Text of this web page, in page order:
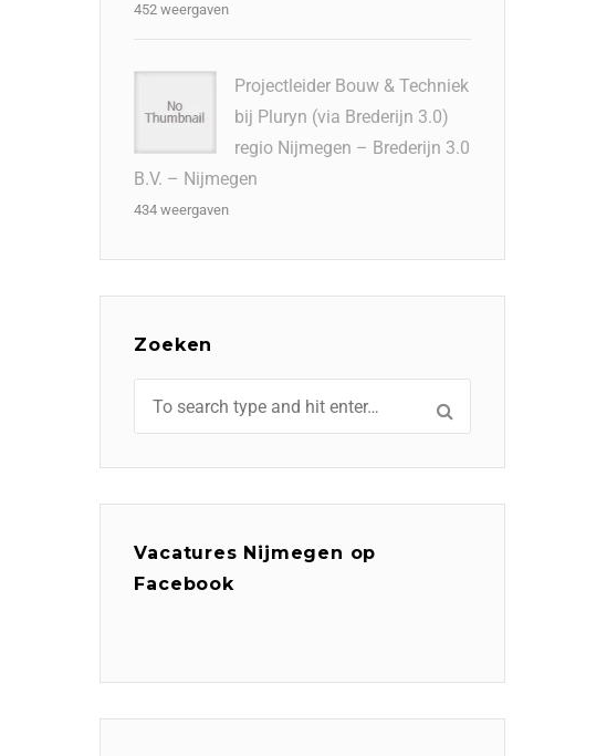
452 weergaven
Projectleider Bouw & Techniek
bij Pluryn (via Brederijn 3.0)
regio Nijmegen – Brederijn 3.0
B.V. – Nijmegen
434 weergaven
Zoeken
Vacatures Nijmegen op
Facebook